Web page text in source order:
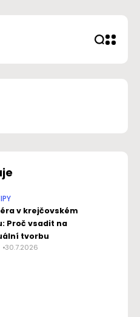
v krejčovském
Proč vsadit na
tvorbu
30.7.2026